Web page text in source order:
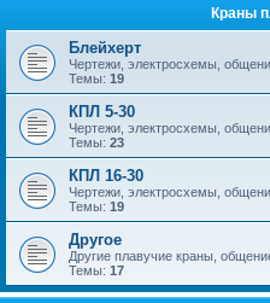
Краны
Блейхерт
Чертежи, электросхемы,
Темы: 19
КПЛ 5-30
Чертежи, электросхемы,
Темы: 23
КПЛ 16-30
Чертежи, электросхемы,
Темы: 19
Другое
Другие плавучие краны,
Темы: 17